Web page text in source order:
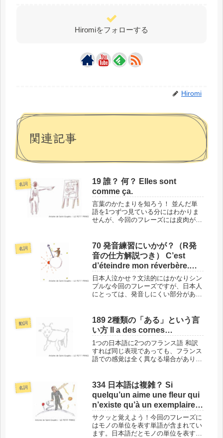
Hiromiをフォローする
Hiromi
関連記事
名詞
19 誰？ 何？ Elles sont
comme ça.
言葉のかたまりを知ろう！ 並んだ単
語を1つずつ見ている分にはわかりま
せんが、今回のフレーズには皮肉が隠
一定の意味を持つ場合があります。そ
れを知ってから見ると、日本語にも存
在...
名詞
70 発音練習にいかが？（R発
音の仕方解説つき） C’est
d’éteindre mon réverbère.
Bonsoir.
日本人泣かせ？文法的にはかなりシン
プルな今回のフレーズですが、日本人
にとっては、発音しにくい部分があり
ではない使い方が。まとめてお伝えし
ますね。このフレーズの場所と背景
で...
動詞
189 2種類の「ある」という言
い方 Il a des cornes…
1つの日本語に2つのフランス語 和訳
すれば同じ表現であっても、フランス
語での感覚は全く異なる場合がありま
のシリーズでこれまで何度もご紹介し
た言い方で、別のフランス語に訳す
こ...
名詞
334 日本語は複雑？ Si
quelqu’un aime une fleur qui
n’existe qu’à un exemplaire
dans les millions et les
millions d’étoiles,
サクッと覚えよう！今回のフレーズに
はモノの単位を表す単語が含まれてい
ます。日本語だとモノの単位を表す言